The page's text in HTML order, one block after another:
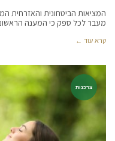
המציאות הביטחונית והאזרחית
מעבר לכל ספק כי המענה
קרא עוד ←
צרכנות